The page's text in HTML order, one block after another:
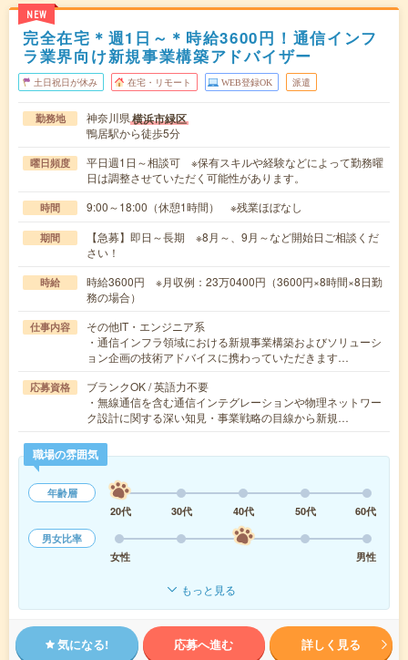
NEW
完全在宅＊週1日～＊時給3600円！通信インフ
ラ業界向け新規事業構築アドバイザー
土日祝日が休み 在宅・リモート WEB登録OK 派遣
勤務地 神奈川県横浜市緑区
鴨居駅から徒歩5分
曜日頻度
平日週1日～相談可 ※保有スキルや経験などによって勤務曜
日は調整させていただく可能性があります。
時間 9:00～18:00（休憩1時間） ※残業ほぼなし
期間
【急募】即日～長期 ※8月～、9月～など開始日ご相談くだ
さい！
時給
時給3600円 ※月収例：23万0400円（3600円×8時間×8日勤
務の場合）
仕事内容
その他IT・エンジニア系
・通信インフラ領域における新規事業構築およびソリューシ
ョン企画の技術アドバイスに携わっていただきます…
応募資格
ブランクOK / 英語力不要
・無線通信を含む通信インテグレーションや物理ネットワー
ク設計に関する深い知見・事業戦略の目線から新規…
職場の雰囲気
年齢層
20代
30代 40代 50代
60代
男女比率
女性
男性
もっと見る
気になる! 応募へ進む 詳しく見る